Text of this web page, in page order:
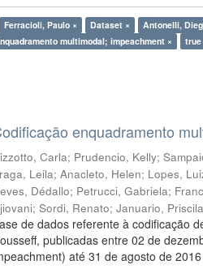
Ferracioli, Paulo × Dataset × Antonelli,
multimodal; impeachment × true
enquadramento
Carla; Prudencio, Kelly;
Leila;Anacleto, Helen; Lopes,
Dédallo; Petrucci, Gabriela;
;Sordi, Renato;Januario, Priscila
de dados referente à codificação
publicadas entre 02 de
até 31 de agosto de